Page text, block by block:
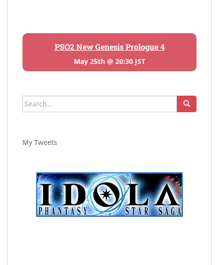
PSO2 New Genesis Prologue 4
May 25th @ 20:30 JST
Search
for:
My Tweets